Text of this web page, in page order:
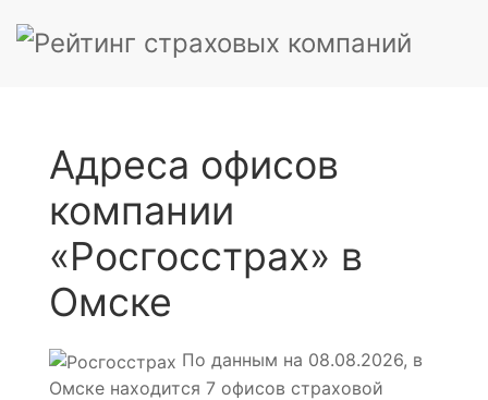
Адреса офисов
компании
«Росгосстрах» в
Омске
По данным на 08.08.2026, в
Омске находится 7 офисов страховой